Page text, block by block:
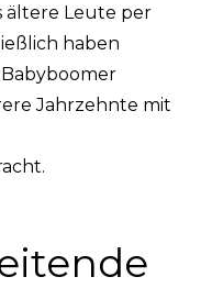
ältere Leute per
haben
Jahrzehnte mit